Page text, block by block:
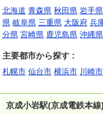
北海道 青森県 秋田県 岩手県
県 岐阜県 三重県 大阪府 兵
分県 宮崎県 鹿児島県 沖縄県
主要都市から探す :
札幌市 仙台市 横浜市 川崎市
京成小岩駅(京成電鉄本